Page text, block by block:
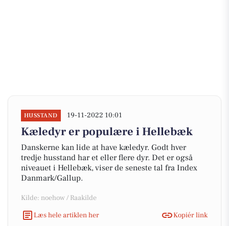
HUSSTAND 19-11-2022 10:01
Kæledyr er populære i Hellebæk
Danskerne kan lide at have kæledyr. Godt hver
tredje husstand har et eller flere dyr. Det er også
niveauet i Hellebæk, viser de seneste tal fra Index
Danmark/Gallup.
Kilde: noehow / Raakilde
Læs hele artiklen her
Kopiér link